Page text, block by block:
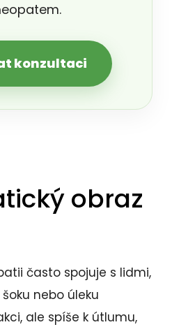
konzultaci
obraz
často spojuje s lidmi,
nebo úleku
ale spíše k útlumu,